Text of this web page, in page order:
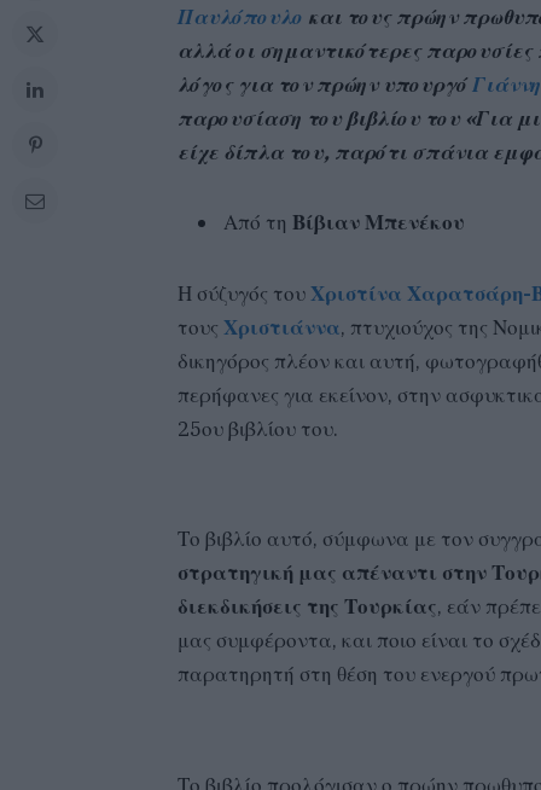
Παυλόπουλο και τους πρώην
αλλά οι σημαντικότερες
λόγος για τον πρώην υπουργό
παρουσίαση του βιβλίου του «Για
είχε δίπλα του, παρότι σπάνια
Από τη Βίβιαν Μπενέκου
Η σύζυγός τουΧριστίνα Χαρατσάρη-
τους Χριστιάννα, πτυχιούχος της
δικηγόρος πλέον και αυτή,
περήφανες για εκείνον, στην
25ου βιβλίου του.
Το βιβλίο αυτό, σύμφωνα με τον
στρατηγική μας απέναντι στην
διεκδικήσεις της Τουρκίας, εάν
μας συμφέροντα, και ποιο είναι το
παρατηρητή στη θέση του ενεργού